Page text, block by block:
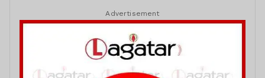
Advertisement